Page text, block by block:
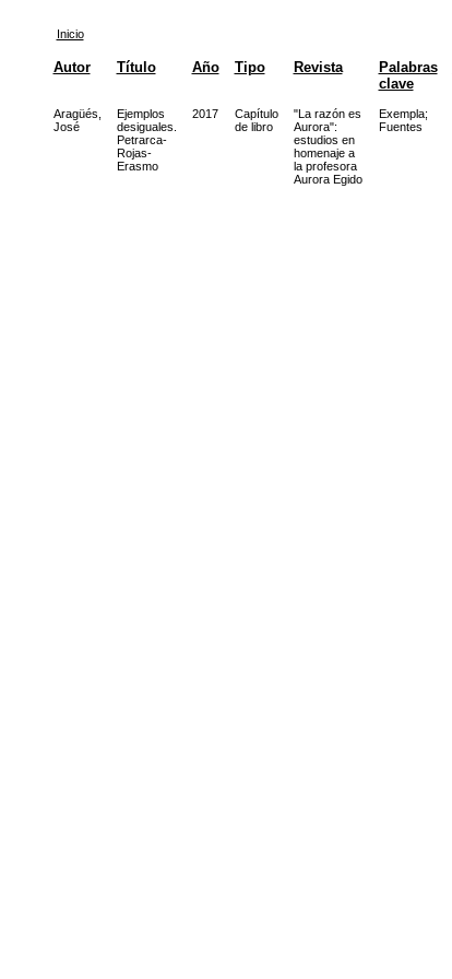
Inicio
Autor Título Año Tipo Revista
Palabras
clave
Aragüés,
José
Ejemplos
desiguales.
Petrarca-
Rojas-
Erasmo
2017
Capítulo
de libro
"La razón es
Aurora":
estudios en
homenaje a
la profesora
Aurora Egido
Exempla;
Fuentes